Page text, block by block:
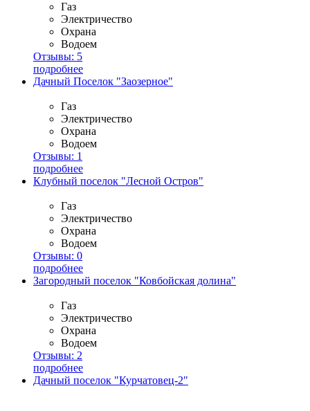
Газ
Электричество
Охрана
Водоем
Отзывы: 5
подробнее
Дачный Поселок "Заозерное"
Газ
Электричество
Охрана
Водоем
Отзывы: 1
подробнее
Клубный поселок "Лесной Остров"
Газ
Электричество
Охрана
Водоем
Отзывы: 0
подробнее
Загородный поселок "Ковбойская долина"
Газ
Электричество
Охрана
Водоем
Отзывы: 2
подробнее
Дачный поселок "Курчатовец-2"